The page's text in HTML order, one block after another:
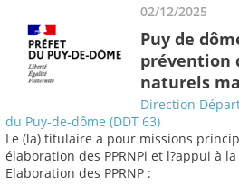
02/12/2025
Puy de
prévention
naturels
Direction
du Puy-de-dôme (DDT 63)
Le (la) titulaire a pour missions
élaboration des PPRNPi et l?appui à
Elaboration des PPRNP :